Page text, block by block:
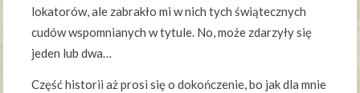
lokatorów, ale zabrakło mi w nich tych świątecznych
cudów wspomnianych w tytule. No, może zdarzyły się
jeden lub dwa…
Część historii aż prosi się o dokończenie, bo jak dla mnie